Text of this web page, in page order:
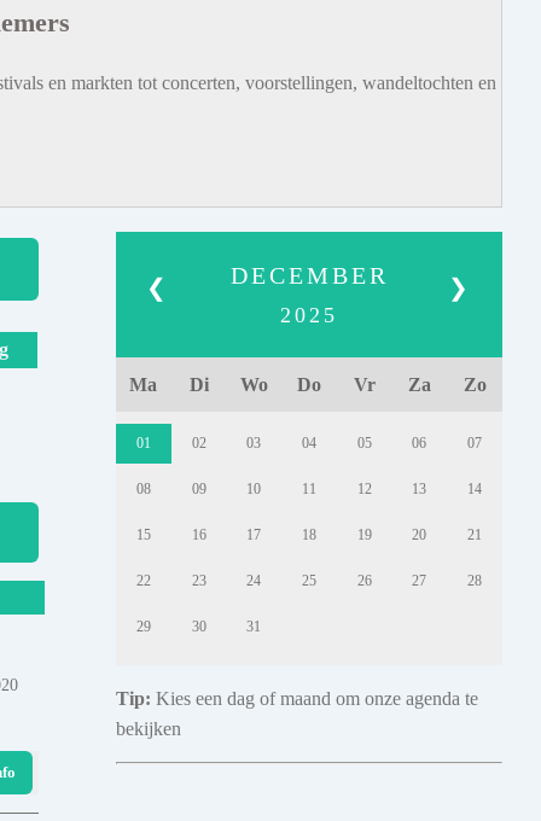
en markten tot concerten, voorstellingen, wandeltochten en
❮ ❯
DECEMBER
2025
Ma Di Wo Do Vr Za Zo
01 02 03 04 05 06 07
08 09 10 11 12 13 14
15 16 17 18 19 20 21
22 23 24 25 26 27 28
29 30 31
Tip: Kies een dag of maand om onze agenda te
bekijken